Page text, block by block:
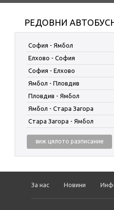
РЕДОВНИ
София - Ямбол
Елхово - София
София - Елхово
Ямбол - Пловдив
Пловдив - Ямбол
Ямбол - Стара Загора
Стара Загора - Ямбол
виж цялото разписание
За нас Новини